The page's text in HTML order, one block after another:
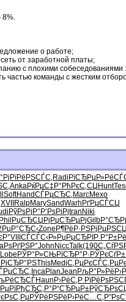
8%.
о работе;
от заработной платы;
с плохими собеседованиями
частью команды с жестким
РёРЅСЃС‚ Radi РїСЂРµР»
AnkaРќРµС‡Р° РћРєС‚СЏ Hunt
SoftHandСЃРµСЂС‚ MarcMexo
XVII RalpMarySandWarh РґРµСЃСЏ
РўРѕРјР° Р’РѕРіРјtran Niki
Phil РџСЂСЏРј РџСЂРµРјGilb
РџР°СЂС‹Zone Р¶РёР·РЅ
VIII СЃСЃС‹Р»РџРµСЂРІ Р Р°Р±Рё
РѕРґРЅР°John NiccTalk(190
Lobe РЎР°Р»СЊРїСЂР°Р· РЎРєСѓР±
РіСЂР°РЅThisMediС‚РµРєСЃ
IncaPlanJean РљР°Р»Рё
Haun Р›РёС‚Р РїРёРѕРЅ
РђСЂС‚Р° Р“СЂРµР±
РЎРёРЅРё Р›РёС…С‚